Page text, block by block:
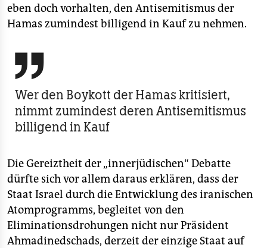
eben doch vorhalten, den Antisemitismus der
Hamas zumindest billigend in Kauf zu nehmen.

Wer den Boykott der Hamas kritisiert,
nimmt zumindest deren Antisemitismus
billigend in Kauf
Die Gereiztheit der „innerjüdischen“ Debatte
dürfte sich vor allem daraus erklären, dass der
Staat Israel durch die Entwicklung des iranischen
Atomprogramms, begleitet von den
Eliminationsdrohungen nicht nur Präsident
Ahmadinedschads, derzeit der einzige Staat auf